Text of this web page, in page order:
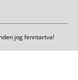
jog fenntartva!